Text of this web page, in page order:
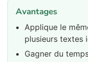
Avantages
Applique le
plusieurs textes
Gagner du